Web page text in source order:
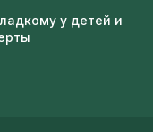
у детей и